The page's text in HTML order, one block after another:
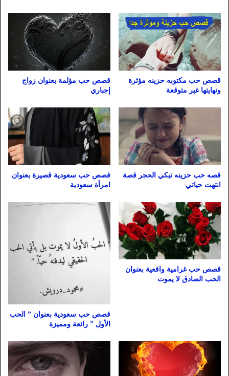
قصص حب مكتوبه حزينه مؤثرة
ونهايتها غير متوقعة
قصص حب مؤلمة بعنوان زواج
إجباري
قصه حب حزينه تبكي الحجر قصة
انتهت حياتي
قصص حب سعودية قصيرة بعنوان
امرأة سعودية
قصص حب غرامية واقعية بعنوان
الحب الصادق لا يموت
قصص حب سعودية بعنوان ” الحب
الأول ” رائعة ومميزة